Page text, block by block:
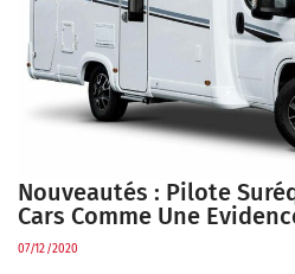
Nouveautés : Pilote
Cars Comme Une
07/12/2020